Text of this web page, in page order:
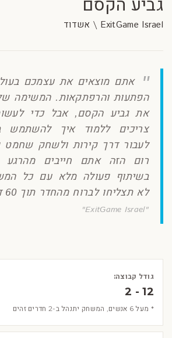
גביע הקסם
ExitGame Israel \ אשדוד
אתם מוצאים את עצמכם
הפתעות והרפתקאות. המשימה
את גביע הקסם, אבל כדי
צריכים ללמוד איך להשתמש
לעבור דרך קירות ולשחק שחמט
רום הזה אתם חייבים מהרגע
בשיתוף פעולה מלא עם כל
לא תצליחו לברוח מהחדר תוך 60 דקות.
"ExitGame Israel"
גודל קבוצה:
2 - 12
* מעל 6 אנשים, המשחק יתנהל ב-2 חדרים זהים